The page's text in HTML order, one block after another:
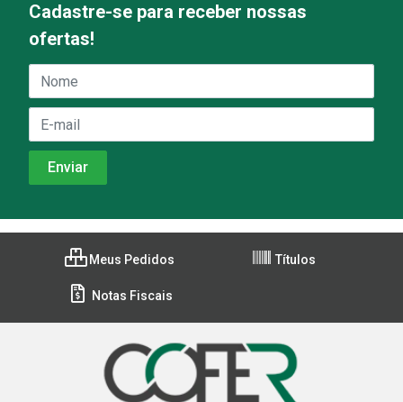
Cadastre-se para receber nossas
ofertas!
Meus Pedidos Títulos
Notas Fiscais